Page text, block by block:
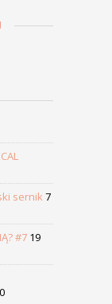
sernik 7
#7 19